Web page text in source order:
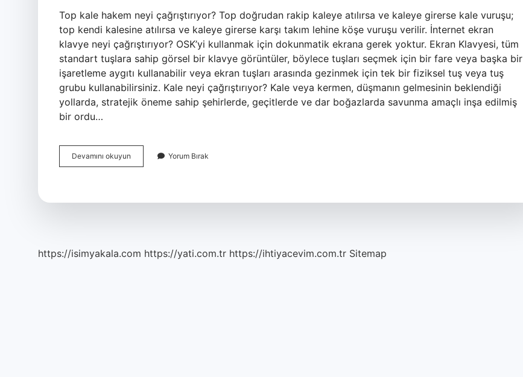
Top kale hakem neyi çağrıştırıyor? Top doğrudan rakip kaleye atılırsa ve kaleye girerse kale vuruşu;
top kendi kalesine atılırsa ve kaleye girerse karşı takım lehine köşe vuruşu verilir. İnternet ekran
klavye neyi çağrıştırıyor? OSK’yi kullanmak için dokunmatik ekrana gerek yoktur. Ekran Klavyesi, tüm
standart tuşlara sahip görsel bir klavye görüntüler, böylece tuşları seçmek için bir fare veya başka bir
işaretleme aygıtı kullanabilir veya ekran tuşları arasında gezinmek için tek bir fiziksel tuş veya tuş
grubu kullanabilirsiniz. Kale neyi çağrıştırıyor? Kale veya kermen, düşmanın gelmesinin beklendiği
yollarda, stratejik öneme sahip şehirlerde, geçitlerde ve dar boğazlarda savunma amaçlı inşa edilmiş
bir ordu…
Devamını okuyun
Ekran
Yorum Bırak
https://isimyakala.com https://yati.com.tr https://ihtiyacevim.com.tr Sitemap